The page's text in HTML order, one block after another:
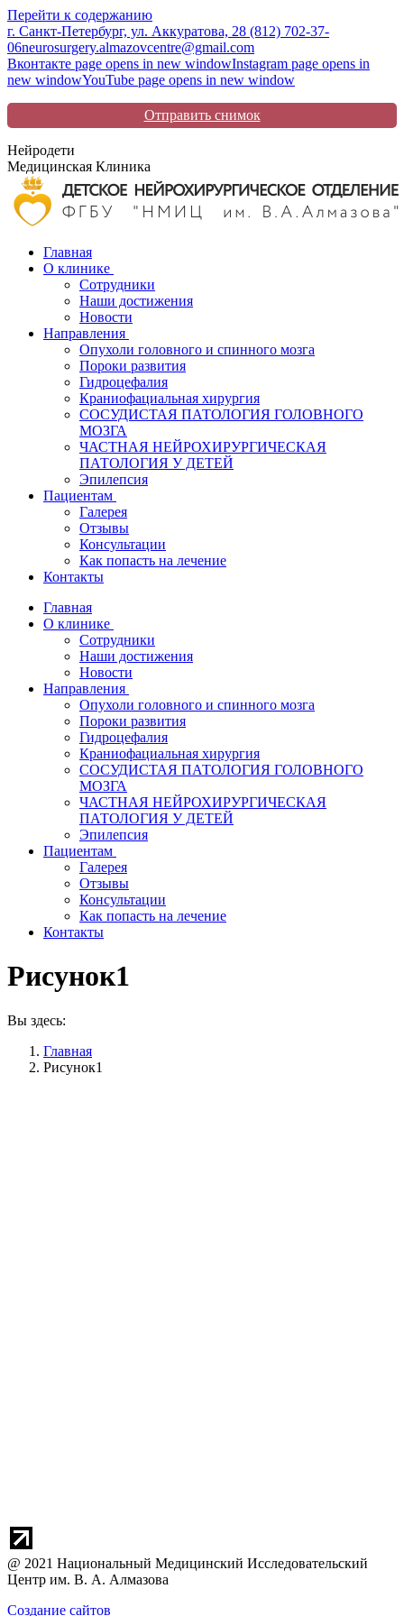
Перейти к содержанию
г. Санкт-Петербург, ул. Аккуратова, 28 (812) 702-37-
06neurosurgery.almazovcentre@gmail.com
Вконтакте page opens in new windowInstagram page opens in
new windowYouTube page opens in new window
Отправить снимок
Нейродети
Медицинская Клиника
Главная
О клинике
Сотрудники
Наши достижения
Новости
Направления
Опухоли головного и спинного мозга
Пороки развития
Гидроцефалия
Краниофациальная хирургия
СОСУДИСТАЯ ПАТОЛОГИЯ ГОЛОВНОГО
МОЗГА
ЧАСТНАЯ НЕЙРОХИРУРГИЧЕСКАЯ
ПАТОЛОГИЯ У ДЕТЕЙ
Эпилепсия
Пациентам
Галерея
Отзывы
Консультации
Как попасть на лечение
Контакты
Главная
О клинике
Сотрудники
Наши достижения
Новости
Направления
Опухоли головного и спинного мозга
Пороки развития
Гидроцефалия
Краниофациальная хирургия
СОСУДИСТАЯ ПАТОЛОГИЯ ГОЛОВНОГО
МОЗГА
ЧАСТНАЯ НЕЙРОХИРУРГИЧЕСКАЯ
ПАТОЛОГИЯ У ДЕТЕЙ
Эпилепсия
Пациентам
Галерея
Отзывы
Консультации
Как попасть на лечение
Контакты
Рисунок1
Вы здесь:
Главная
Рисунок1
@ 2021 Национальный Медицинский Исследовательский
Центр им. В. А. Алмазова
Создание сайтов